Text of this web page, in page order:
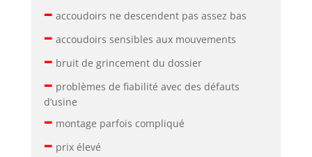
– accoudoirs ne descendent pas assez bas
– accoudoirs sensibles aux mouvements
– bruit de grincement du dossier
– problèmes de fiabilité avec des défauts
d’usine
– montage parfois compliqué
– prix élevé